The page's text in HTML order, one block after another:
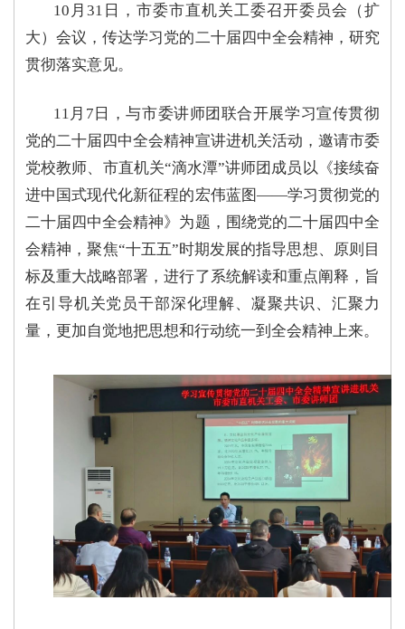
10月31日，市委市直机关工委召开委员会（扩
大）会议，传达学习党的二十届四中全会精神，研究
贯彻落实意见。
11月7日，与市委讲师团联合开展学习宣传贯彻
党的二十届四中全会精神宣讲进机关活动，邀请市委
党校教师、市直机关“滴水潭”讲师团成员以《接续奋
进中国式现代化新征程的宏伟蓝图——学习贯彻党的
二十届四中全会精神》为题，围绕党的二十届四中全
会精神，聚焦“十五五”时期发展的指导思想、原则目
标及重大战略部署，进行了系统解读和重点阐释，旨
在引导机关党员干部深化理解、凝聚共识、汇聚力
量，更加自觉地把思想和行动统一到全会精神上来。